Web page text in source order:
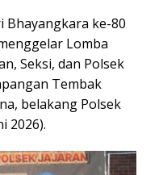
Bhayangkara ke-80
Lomba
Seksi, dan Polsek
Tembak
belakang Polsek
2026).